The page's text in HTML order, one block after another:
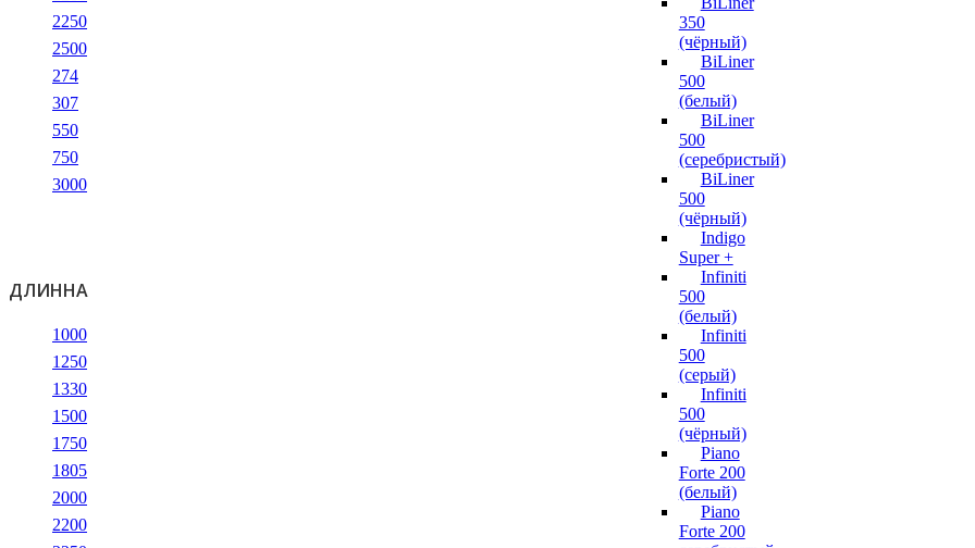
350
(чёрный)
BiLiner
500
(белый)
BiLiner
500
(серебристый)
BiLiner
500
(чёрный)
Indigo
Super +
Infiniti
500
(белый)
Infiniti
500
(серый)
Infiniti
500
(чёрный)
Piano
Forte 200
(белый)
Piano
Forte 200
2250
2500
274
307
550
750
3000
ДЛИННА
1000
1250
1330
1500
1750
1805
2000
2200